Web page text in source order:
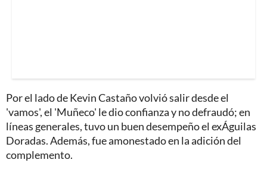
Por el lado de Kevin Castaño volvió salir desde el
'vamos', el 'Muñeco' le dio confianza y no defraudó; en
líneas generales, tuvo un buen desempeño el exÁguilas
Doradas. Además, fue amonestado en la adición del
complemento.